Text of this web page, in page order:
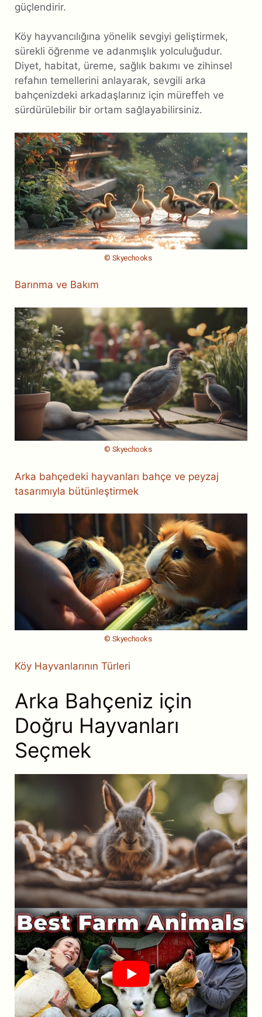
güçlendirir.
Köy hayvancılığına yönelik sevgiyi geliştirmek,
sürekli öğrenme ve adanmışlık yolculuğudur.
Diyet, habitat, üreme, sağlık bakımı ve zihinsel
refahın temellerini anlayarak, sevgili arka
bahçenizdeki arkadaşlarınız için müreffeh ve
sürdürülebilir bir ortam sağlayabilirsiniz.
© Skyechooks
Barınma ve Bakım
© Skyechooks
Arka bahçedeki hayvanları bahçe ve peyzaj
tasarımıyla bütünleştirmek
© Skyechooks
Köy Hayvanlarının Türleri
Arka Bahçeniz için
Doğru Hayvanları
Seçmek